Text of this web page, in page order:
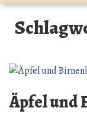
Äpfel und